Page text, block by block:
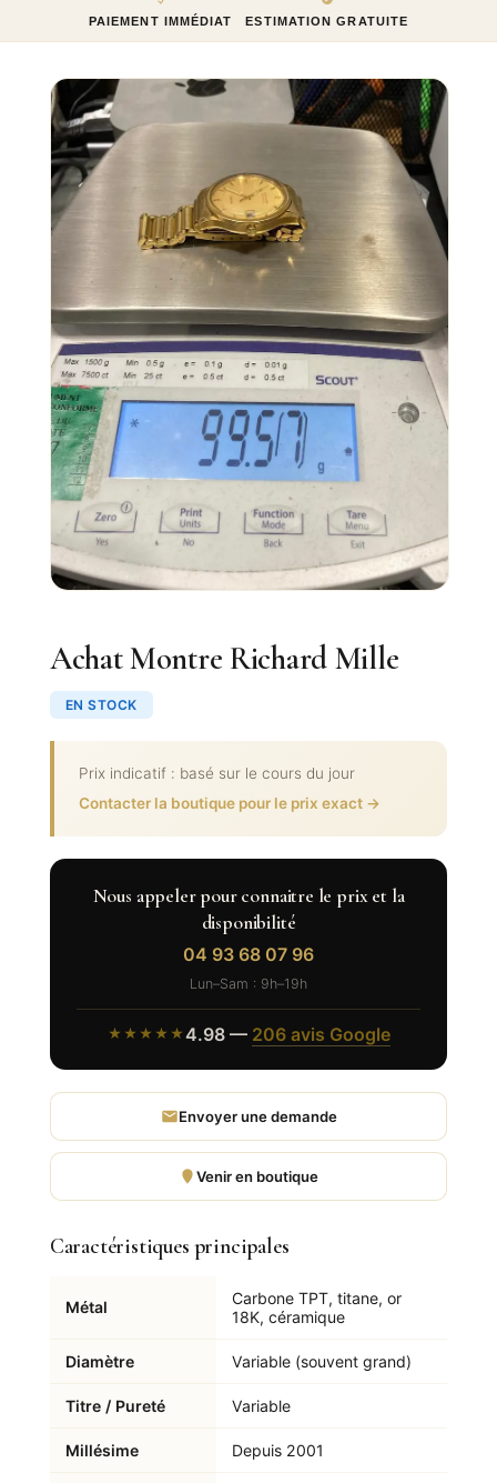
PAIEMENT IMMÉDIAT ESTIMATION GRATUITE
Achat Montre Richard Mille
EN STOCK
Prix indicatif : basé sur le cours du jour
Contacter la boutique pour le prix exact →
Nous appeler pour connaitre le prix et la
disponibilité
04 93 68 07 96
Lun–Sam : 9h–19h
★★★★★ 4.98 — 206 avis Google
Envoyer une demande
Venir en boutique
Caractéristiques principales
Métal
Carbone TPT, titane, or
18K, céramique
Diamètre Variable (souvent grand)
Titre / Pureté Variable
Millésime Depuis 2001